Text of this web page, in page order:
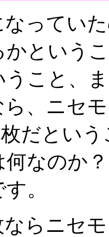
ってい
かという
うこと、
ら、ニセ
だとい
何なのか
。
らニセ